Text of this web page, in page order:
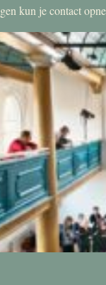
kun je contact